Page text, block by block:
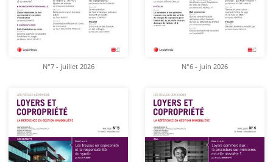
N°7 - juillet 2026 N°6 - juin 2026